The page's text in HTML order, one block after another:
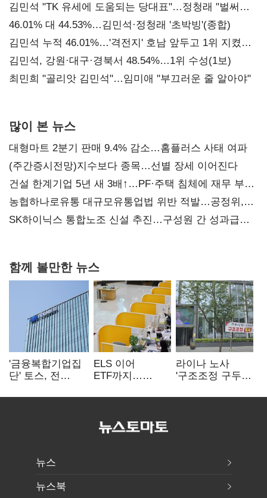
김민석 "TK 유세에 도움되는 당대표"…정청래 "벌써
대표된 양 당직 배분"
46.01% 대 44.53%…김민석·정청래 '초박빙'(종합)
김민석 누적 46.01%…'격전지' 호남 앞두고 1위 지켰다
(2보)
김민석, 강원·대구·경북서 48.54%…1위 수성(1보)
최민희 "골리앗 김민석"…임미애 "부끄러운 줄 알아야"
많이 본 뉴스
대형마트 2분기 판매 9.4% 감소…홈플러스 사태 여파
(주간증시전망)지수보다 종목…선별 장세 이어진다
건설 한계기업 5년 새 3배↑…PF·주택 침체에 재무 부담
확대
농협하나로유통 대규모유통업법 위반 적발…공정위,
과징금 4억6200만원 부과
SK하이닉스 통합노조 신설 추진…구성원 간 성과급
함께 볼만한 뉴스
'금융복합기업집
단' 토스, 전
표준화
ELS 이어
ETF까지…
제동 걸린 은행
라이나 노사
'구조조정 구두
뉴스
뉴스북